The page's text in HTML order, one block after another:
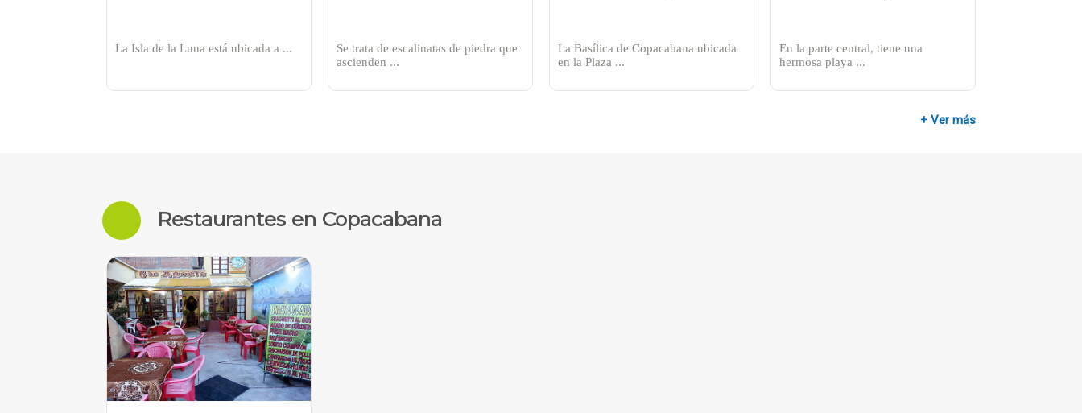
La Isla de la Luna está ubicada a ...
Se trata de escalinatas de piedra que
ascienden ...
La Basílica de Copacabana ubicada
en la Plaza ...
En la parte central, tiene una
hermosa playa ...
+ Ver más
Restaurantes en Copacabana